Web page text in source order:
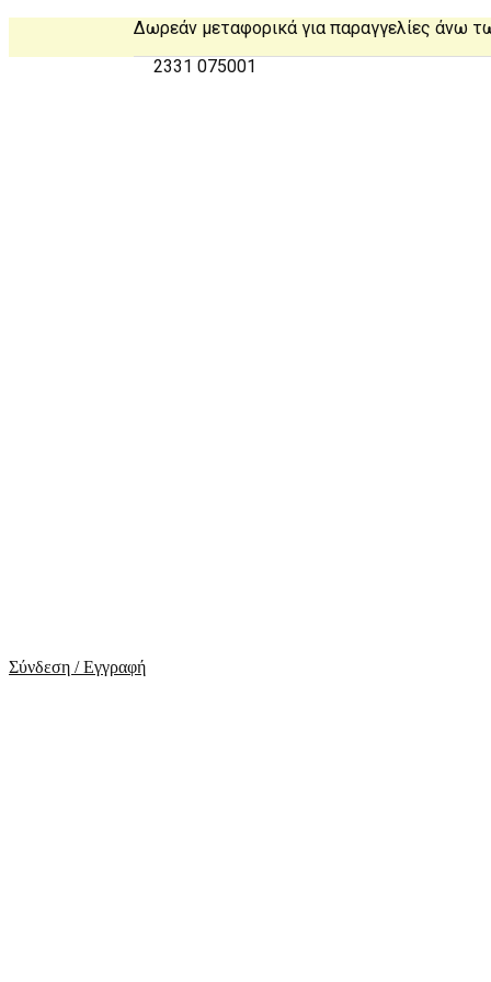
Δωρεάν μεταφορικά για παραγγελίες άνω
2331 075001
Σύνδεση / Εγγραφή